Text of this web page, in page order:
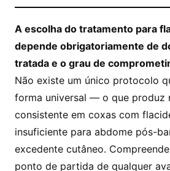
A escolha do tratamento para
depende obrigatoriamente de
tratada e o grau de
Não existe um único protocolo
forma universal — o que produz
consistente em coxas com
insuficiente para abdome pós-
excedente cutâneo.
ponto de partida de qualquer